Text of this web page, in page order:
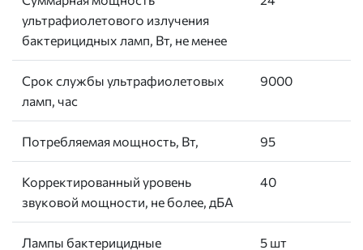
ультрафиолетового излучения
бактерицидных ламп, Вт, не менее
Срок службы ультрафиолетовых
ламп, час
9000
Потребляемая мощность, Вт, 95
Корректированный уровень
звуковой мощности, не более, дБА
40
Лампы бактерицидные
5 шт